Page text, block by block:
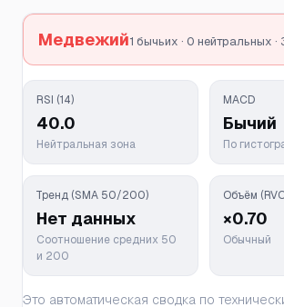
Медвежий1 бычьих · 0 нейтральных
RSI (14)
40.0
Нейтральная зона
MACD
Бычий
По
Тренд (SMA 50/200)
Нет данных
Соотношение средних 50
и 200
Объём
×0.70
Обычный
Это автоматическая сводка по